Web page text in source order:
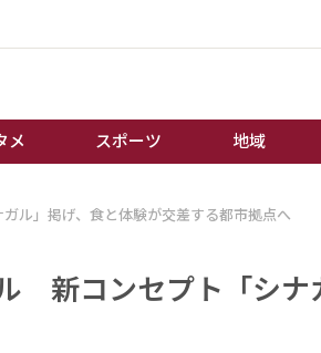
メ スポーツ 地域
誰もが輝いて働く社会へ
オートレース
ル」掲げ、食と体験が交差する都市拠点へ
新コンセプト「シナ